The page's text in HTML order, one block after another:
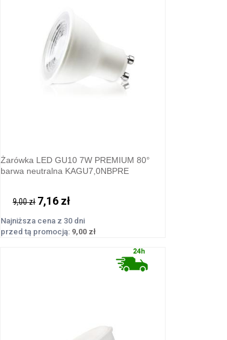
Żarówka LED GU10 7W PREMIUM 80°
barwa neutralna KAGU7,0NBPRE
9,00 zł 7,16 zł
Najniższa cena z 30 dni
przed tą promocją: 9,00 zł